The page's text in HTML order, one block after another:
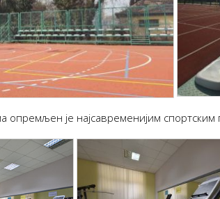
опремљен је најсавременијим спортским